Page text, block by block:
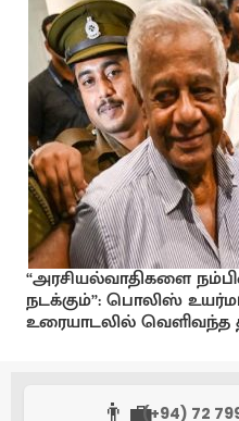
“அரசியல்வாதிகளை
நடக்கும்”: பொலிஸ்
உரையாடலில் வெளிவந்த
👨‍💼(+94) 72